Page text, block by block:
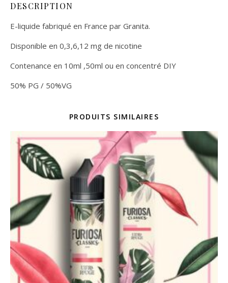
DESCRIPTION
E-liquide fabriqué en France par Granita.
Disponible en 0,3,6,12 mg de nicotine
Contenance en 10ml ,50ml ou en concentré DIY
50% PG / 50%VG
PRODUITS SIMILAIRES